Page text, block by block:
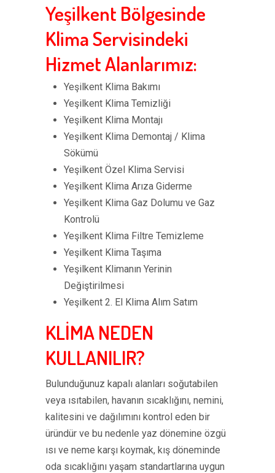
Yeşilkent Bölgesinde
Klima Servisindeki
Hizmet Alanlarımız:
Yeşilkent Klima Bakımı
Yeşilkent Klima Temizliği
Yeşilkent Klima Montajı
Yeşilkent Klima Demontaj / Klima
Sökümü
Yeşilkent Özel Klima Servisi
Yeşilkent Klima Arıza Giderme
Yeşilkent Klima Gaz Dolumu ve Gaz
Kontrolü
Yeşilkent Klima Filtre Temizleme
Yeşilkent Klima Taşıma
Yeşilkent Klimanın Yerinin
Değiştirilmesi
Yeşilkent 2. El Klima Alım Satım
KLİMA NEDEN
KULLANILIR?
Bulunduğunuz kapalı alanları soğutabilen
veya ısıtabilen, havanın sıcaklığını, nemini,
kalitesini ve dağılımını kontrol eden bir
üründür ve bu nedenle yaz dönemine özgü
ısı ve neme karşı koymak, kış döneminde
oda sıcaklığını yaşam standartlarına uygun